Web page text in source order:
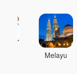
Melayu